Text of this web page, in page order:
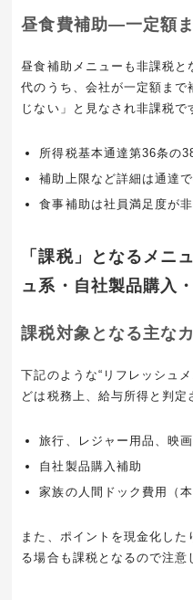
昼食費補助―一定額
昼食補助メニューも非課税と
代のうち、会社が一定額まで
じない」と見なされ非課税で
所得税基本通達第36条の
補助上限など詳細は通達
食事補助は社員満足度が
「課税」となるメニ
ュ系・自社製品購入
課税対象となる主な
下記のような“リフレッシュ
どは税務上、給与所得と判定
旅行、レジャー用品、映
自社製品購入補助
家族の人間ドック費用（
また、ポイントを現金化し
る場合も課税となるので注意